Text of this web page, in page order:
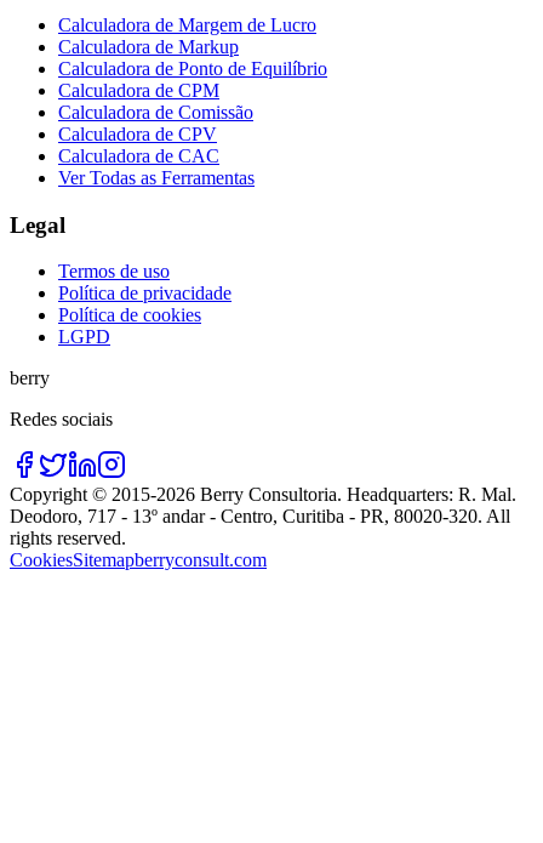
Calculadora de Margem de Lucro
Calculadora de Markup
Calculadora de Ponto de Equilíbrio
Calculadora de CPM
Calculadora de Comissão
Calculadora de CPV
Calculadora de CAC
Ver Todas as Ferramentas
Legal
Termos de uso
Política de privacidade
Política de cookies
LGPD
berry
Redes sociais
Copyright © 2015-2026 Berry Consultoria. Headquarters: R. Mal.
Deodoro, 717 - 13º andar - Centro, Curitiba - PR, 80020-320. All
rights reserved.
CookiesSitemapberryconsult.com